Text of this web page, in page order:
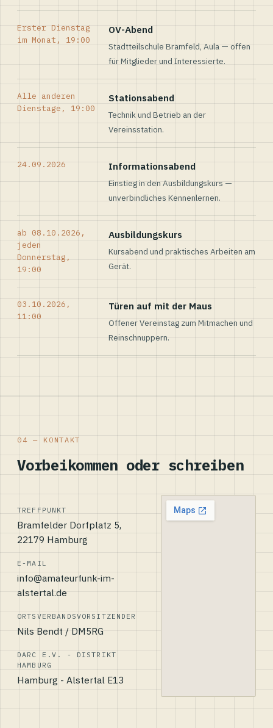
Erster Dienstag
im Monat, 19:00
OV-Abend
Stadtteilschule Bramfeld, Aula — offen
für Mitglieder und Interessierte.
Alle anderen
Dienstage, 19:00
Stationsabend
Technik und Betrieb an der
Vereinsstation.
24.09.2026 Informationsabend
Einstieg in den Ausbildungskurs —
unverbindliches Kennenlernen.
ab 08.10.2026,
jeden
Donnerstag,
19:00
Ausbildungskurs
Kursabend und praktisches Arbeiten am
Gerät.
03.10.2026,
11:00
Türen auf mit der Maus
Offener Vereinstag zum Mitmachen und
Reinschnuppern.
04 — KONTAKT
Vorbeikommen oder schreiben
TREFFPUNKT
Bramfelder Dorfplatz 5,
22179 Hamburg
E-MAIL
info@amateurfunk-im-
alstertal.de
ORTSVERBANDSVORSITZENDER
Nils Bendt / DM5RG
DARC E.V. - DISTRIKT
HAMBURG
Hamburg - Alstertal E13